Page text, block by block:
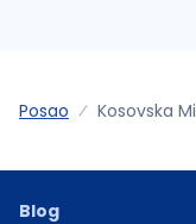
Posao Kosovska
Blog